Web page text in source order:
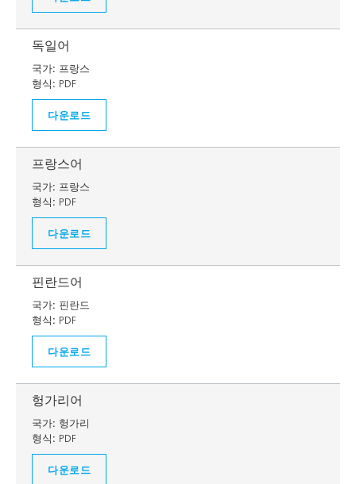
독일어
국가: 프랑스
형식: PDF
다운로드
프랑스어
국가: 프랑스
형식: PDF
다운로드
핀란드어
국가: 핀란드
형식: PDF
다운로드
헝가리어
국가: 헝가리
형식: PDF
다운로드